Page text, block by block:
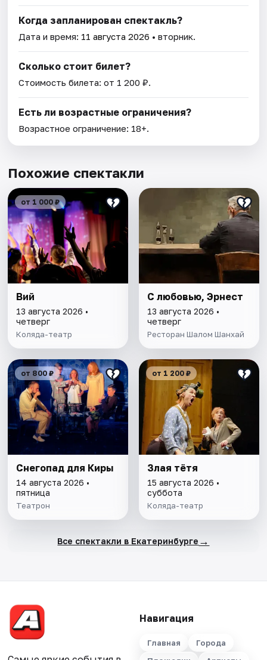
Когда запланирован спектакль?
Дата и время: 11 августа 2026 • вторник.
Сколько стоит билет?
Стоимость билета: от 1 200 ₽.
Есть ли возрастные ограничения?
Возрастное ограничение: 18+.
Похожие спектакли
от 1 000 ₽
Вий
13 августа 2026 •
четверг
Коляда-театр
С любовью, Эрнест
13 августа 2026 •
четверг
Ресторан Шалом Шанхай
от 800 ₽
Снегопад для Киры
14 августа 2026 •
пятница
Театрон
от 1 200 ₽
Злая тётя
15 августа 2026 •
суббота
Коляда-театр
Все спектакли в Екатеринбурге →
Навигация
Главная
Города